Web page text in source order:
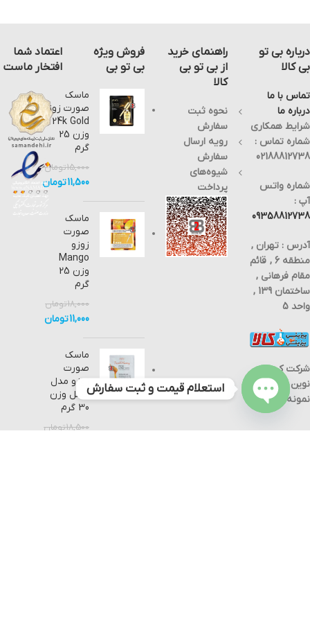
درباره بی تو
بی کالا
تماس با ما
درباره ما
شرایط همکاری
شماره تماس :
02188812738
شماره واتس
آپ :
09358812738
آدرس : تهران ,
منطقه 6 , قائم
مقام فرهانی ,
ساختمان 139 ,
واحد 5
شرکت کیمیا
نوین مواد
نمونه
راهنمای خرید
از بی تو بی
کالا
نحوه ثبت
سفارش
رویه ارسال
سفارش
شیوه‌های
پرداخت
فروش ویژه
بی تو بی
ماسک
صورت زوزو
24k Gold
وزن 25
گرم
15,000تومان
11,500تومان
ماسک
صورت
زوزو
Mango
وزن 25
گرم
18,000تومان
11,000تومان
ماسک
صورت
زوزو مدل
عسل وزن
30 گرم
18,500تومان
اعتماد شما
افتخار ماست
استعلام قیمت و ثبت سفارش